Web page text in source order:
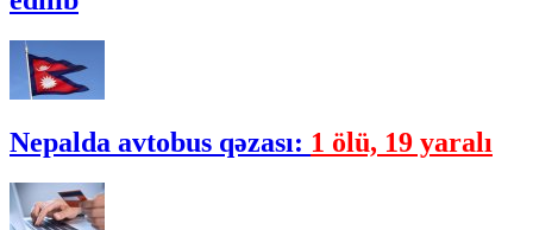
Nepalda avtobus qəzası: 1 ölü, 19 yaralı